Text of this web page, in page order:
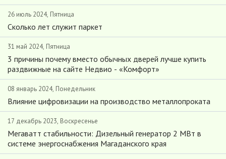
26 июль 2024, Пятница
Сколько лет служит паркет
31 май 2024, Пятница
3 причины почему вместо обычных дверей лучше купить
раздвижные на сайте Недвио - «Комфорт»
08 январь 2024, Понедельник
Влияние цифровизации на производство металлопроката
17 декабрь 2023, Воскресенье
Мегаватт стабильности: Дизельный генератор 2 МВт в
системе энергоснабжения Магаданского края